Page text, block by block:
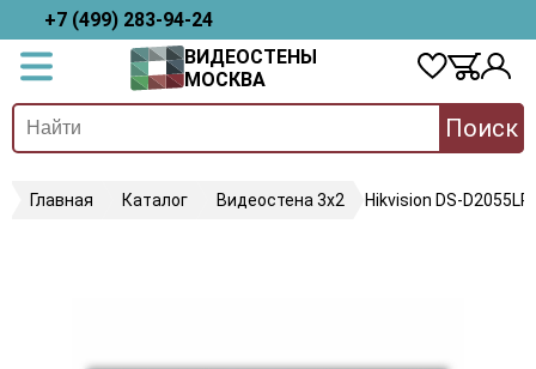
+7 (499) 283-94-24
ВИДЕОСТЕНЫ
МОСКВА
Поиск
Главная Каталог Видеостена 3х2 Hikvision DS-